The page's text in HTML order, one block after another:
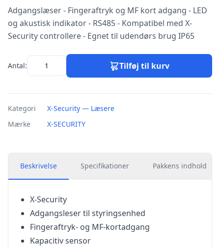
Adgangslæser - Fingeraftryk og MF kort adgang - LED
og akustisk indikator - RS485 - Kompatibel med X-
Security controllere - Egnet til udendørs brug IP65
Antal: Tilføj til kurv
Kategori
X-Security — Læsere
Mærke
X-SECURITY
Beskrivelse Specifikationer Pakkens indhold
X-Security
Adgangsleser til styringsenhed
Fingeraftryk- og MF-kortadgang
Kapacitiv sensor